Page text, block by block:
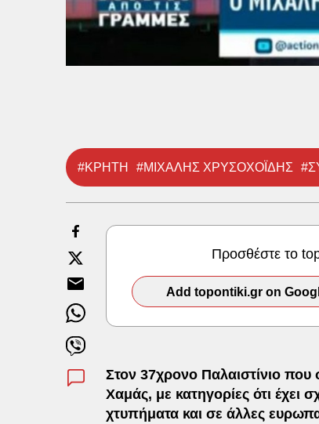
#ΚΡΗΤΗ #ΜΙΧΑΛΗΣ ΧΡΥΣΟΧΟΪΔΗΣ
Προσθέστε το
Add topontiki.gr on
Στον 37χρονο Παλαιστίνιο
Χαμάς, με κατηγορίες ότι έχει
χτυπήματα και σε άλλες